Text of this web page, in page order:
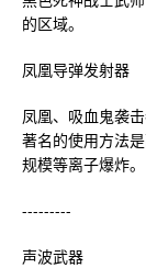
的区域。
凤凰导弹发射器
凤凰、吸血鬼袭
著名的使用方法
规模等离子爆炸。
---------
声波武器